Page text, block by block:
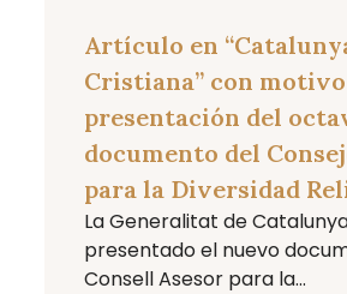
Artículo en
Cristiana” con
presentación del
documento del
para la Diversidad
La Generalitat de
presentado el nuevo
Consell Asesor para la...